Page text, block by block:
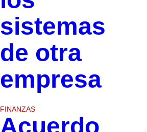
sistemas
de otra
empresa
FINANZAS
Acuerdo